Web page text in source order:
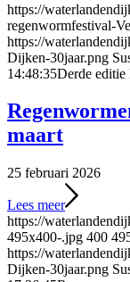
https://
regenwormfestival-
https://
Dijken-30jaar.png
14:48:35Derde editie
maart
25 februari 2026
Lees meer
https://
495x400-.jpg 400
https://
Dijken-30jaar.png